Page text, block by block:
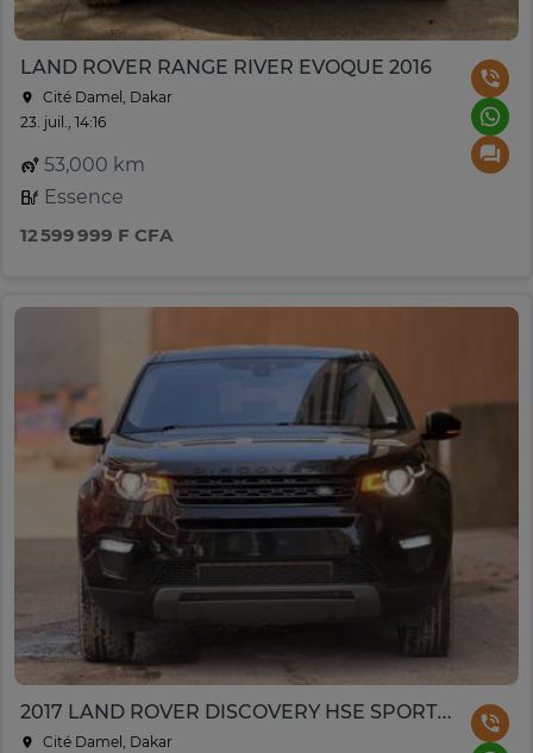
LAND ROVER RANGE RIVER EVOQUE 2016
Cité Damel, Dakar
23. juil., 14:16
53,000 km
Essence
12 599 999 F CFA
2017 LAND ROVER DISCOVERY HSE SPORT FULL OPTION
Cité Damel, Dakar